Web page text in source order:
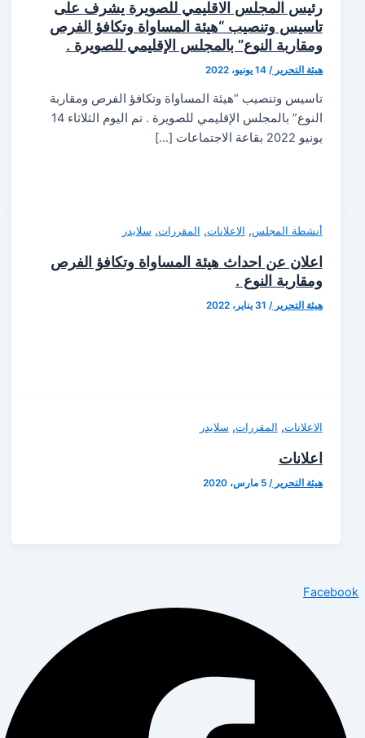
رئيس المجلس الاقليمي للصويرة يشرف على
تاسيس وتنصيب “هيئة المساواة وتكافؤ الفرص
ومقاربة النوع” بالمجلس الإقليمي للصويرة .
هيئة التحرير/14 يونيو، 2022
تاسيس وتنصيب “هيئة المساواة وتكافؤ الفرص ومقاربة
النوع” بالمجلس الإقليمي للصويرة . تم اليوم الثلاثاء 14
يونيو 2022 بقاعة الاجتماعات […]
أنشطة المجلس,الاعلانات,المقررات,سلايدر
اعلان عن احداث هيئة المساواة وتكافؤ الفرص
ومقاربة النوع .
هيئة التحرير/31 يناير، 2022
الاعلانات,المقررات,سلايدر
اعلانات
هيئة التحرير/5 مارس، 2020
Facebook